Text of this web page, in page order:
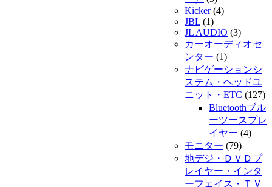
Kicker(4)
JBL (1)
JL AUDIO (3)
カーオーディオセ
ンター (1)
ナビゲーションシ
ステム・ヘッドユ
ニット・ETC (127)
Bluetoothブル
ーツースプレ
イヤー (4)
モニター (79)
地デジ・ＤＶＤプ
レイヤー・インタ
ーフェイス・ＴＶ